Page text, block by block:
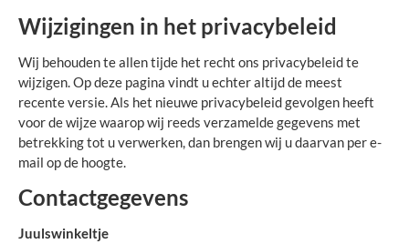
Wijzigingen in het privacybeleid
Wij behouden te allen tijde het recht ons privacybeleid te
wijzigen. Op deze pagina vindt u echter altijd de meest
recente versie. Als het nieuwe privacybeleid gevolgen heeft
voor de wijze waarop wij reeds verzamelde gegevens met
betrekking tot u verwerken, dan brengen wij u daarvan per e-
mail op de hoogte.
Contactgegevens
Juulswinkeltje